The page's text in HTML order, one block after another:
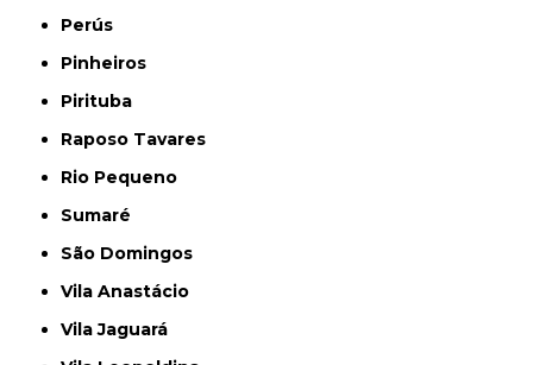
Perús
Pinheiros
Pirituba
Raposo Tavares
Rio Pequeno
Sumaré
São Domingos
Vila Anastácio
Vila Jaguará